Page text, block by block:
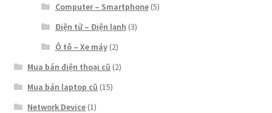
Computer – Smartphone(5)
Điện tử – Điện lạnh (3)
Ô tô – Xe máy(2)
Mua bán điện thoại cũ (2)
Mua bán laptop cũ (15)
Network Device (1)